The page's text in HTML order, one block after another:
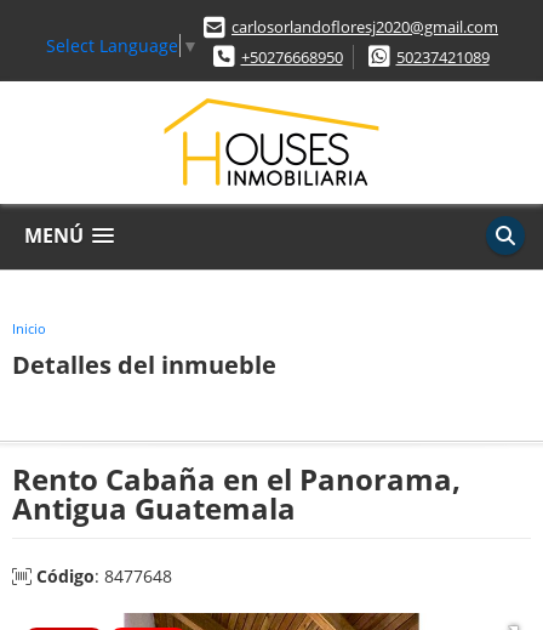
Select Language ▼
carlosorlandofloresj2020@gmail.com
+50276668950
50237421089
MENÚ
Inicio
Detalles del inmueble
Rento Cabaña en el Panorama,
Antigua Guatemala
Código: 8477648